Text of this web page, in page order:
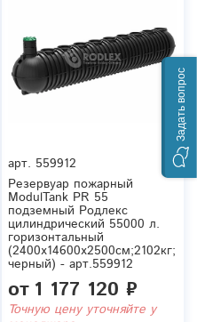
арт. 559912
Резервуар пожарный
ModulTank PR 55
подземный Родлекс
цилиндрический 55000 л.
горизонтальный
(2400x14600x2500см;2102кг;
черный) - арт.559912
от 1 177 120 ₽
Точную цену уточняйте у
Задать вопрос